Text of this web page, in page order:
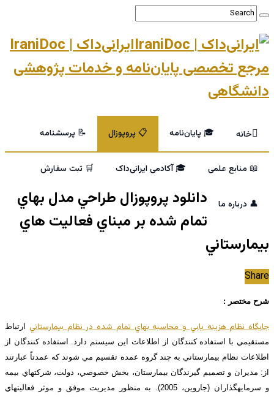
ایرانی‌داک | IraniDoc
مرجع تخصصی پایان‌نامه و خدمات پژوهشی
دانشگاهی
خانه 🎓 پایان‌نامه 📋 پروپوزال 📝 پرسشنامه
📖 منابع علمی 🎓 آکادمی ایرانی‌داک 🛒 ثبت سفارش
👤 درباره ما
دانلود پروپوزال طراحي مدل بهاي
تمام شده بر مبناي فعاليت هاي
بيمارستاني
Share
شرح مختصر :
جايگاه نظام هزينه ­يابي و محاسبه بهاي تمام شده در نظام بيمارستاني ارتباط
مستقيمي با استفاده­ كنندگان از اطلاعات اين سيستم دارد. استفاده ­كنندگان از
اطلاعات نظام بيمارستاني به چند گروه عمده تقسيم مي­ شوند كه عمدتاً عبارتند
از: مديران و تصميم­ گيرندگان بيمارستان، بخش خصوصي، دولت، شركت­هاي بيمه
و سرمايه­گذاران (جاروین، 2005). به منظور مديريت موفق و موثر فعاليت­هاي